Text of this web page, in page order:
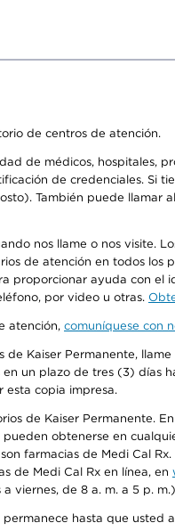
de centros de atención.
de médicos, hospitales,
de credenciales. Si
También puede llamar
nos llame o nos visite.
de atención en todos
proporcionar ayuda con
por video u otras.
atención, comuníquese con
Kaiser Permanente,
un plazo de tres (3) días
esta copia impresa.
de Kaiser Permanente.
obtenerse en
farmacias de Medi Cal
de Medi Cal Rx en línea, en
a viernes, de 8 a. m. a 5 p.
hasta que